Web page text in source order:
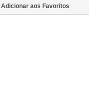
Adicionar aos Favoritos